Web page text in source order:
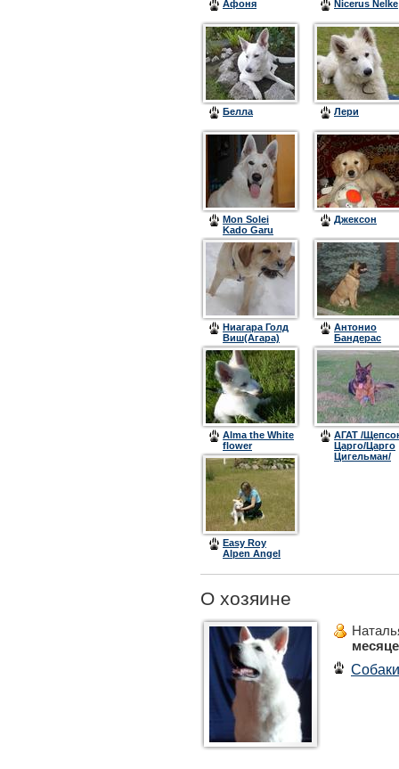
Афоня Nicerus Nelke
Белла Лери
Mon Solei
Kado Garu
Джексон
Ниагара Голд
Виш(Агара)
Антонио
Бандерас
(Нэш)
Alma the White
flower
АГАТ /
Царго/Царго
Цигельман/
Easy Roy
Alpen Angel
О хозяине
Собаки